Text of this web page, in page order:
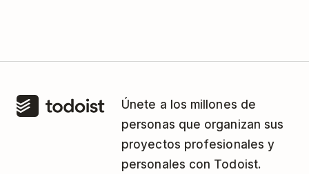
Únete a los millones de
personas que organizan sus
proyectos profesionales y
personales con Todoist.